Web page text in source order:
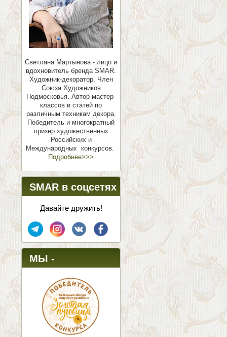
Светлана Мартынова - лицо и
вдохновитель бренда SMAR.
Художник-декоратор. Член
Союза Художников
Подмосковья. Автор мастер-
классов и статей по
различным техникам декора.
Победитель и многократный
призер художественных
Российских и
Международных конкурсов.
Подробнее>>>
SMAR в соцсетях
Давайте дружить!
МЫ -
ПОБЕДИТЕЛИ!